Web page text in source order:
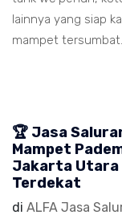
lainnya yang siap
mampet tersumbat.
🏆 Jasa
Mampet
Jakarta Utara
Terdekat
di ALFA Jasa